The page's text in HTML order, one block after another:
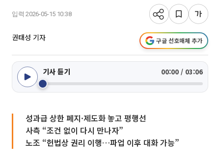
입력 2026-05-15 10:38
권태성 기자 구글 선호매체 추가
기사 듣기 00:00 / 03:06
성과급 상한 폐지·제도화 놓고 평행선
사측 “조건 없이 다시 만나자”
노조 “헌법상 권리 이행…파업 이후 대화 가능”